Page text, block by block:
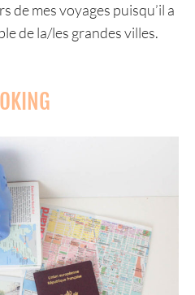
de mes voyages puisqu’il a
de la/les grandes villes.